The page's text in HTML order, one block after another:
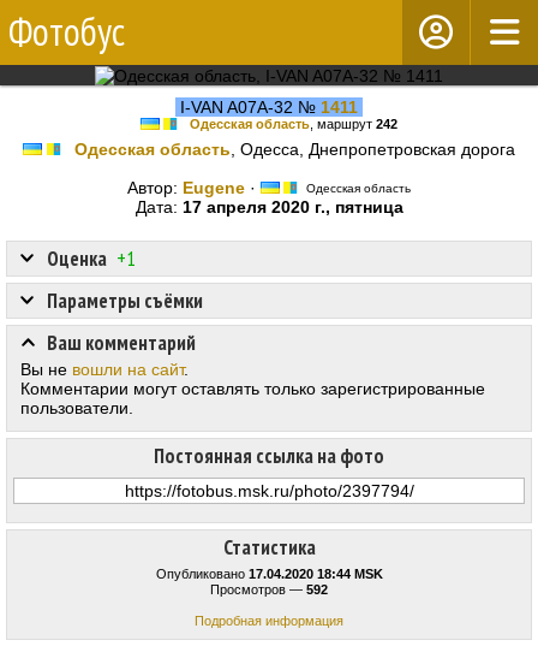
Фотобус
I-VAN A07A-32 № 1411
Одесская область , маршрут 242
Одесская область , Одесса, Днепропетровская дорога
Автор: Eugene · Одесская область
Дата: 17 апреля 2020 г., пятница
Статистика
Опубликовано 17.04.2020 18:44 MSK
Просмотров — 592
Подробная информация
Оценка +1
Постоянная ссылка на фото
Параметры съёмки
Ваш комментарий
Вы не вошли на сайт.
Комментарии могут оставлять только зарегистрированные
пользователи.